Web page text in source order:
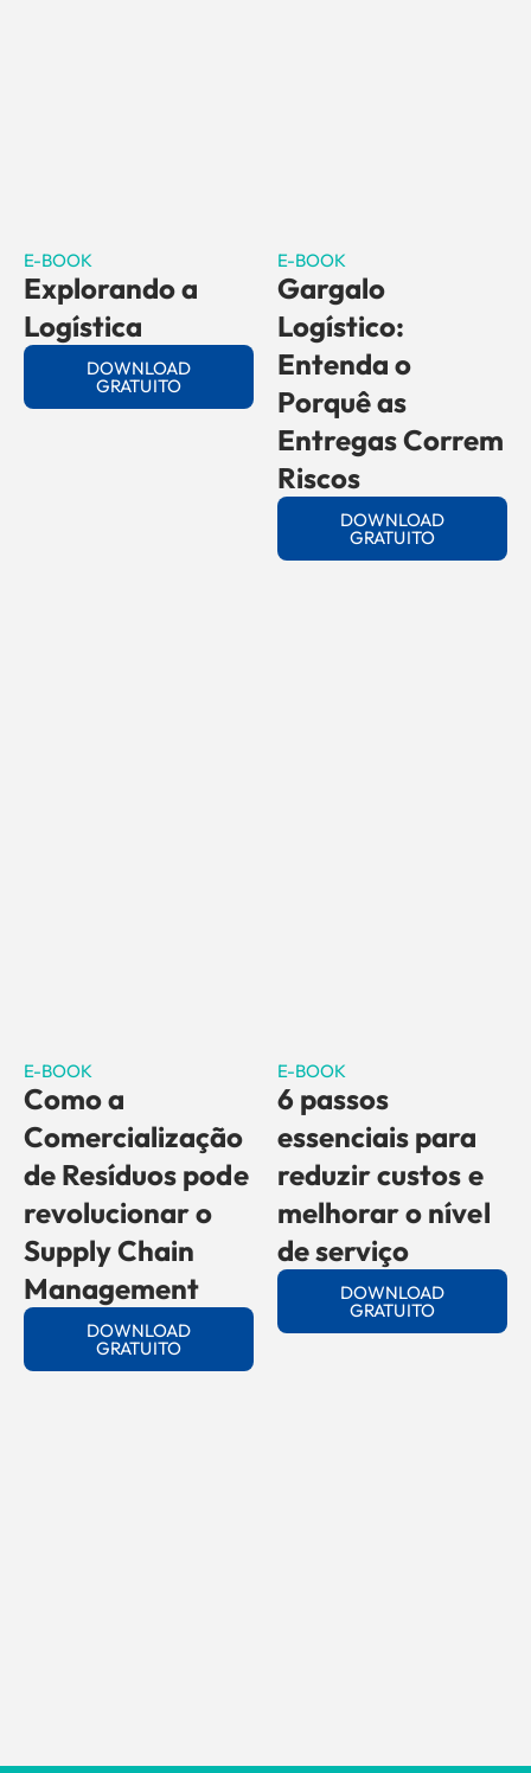
E-BOOK
Explorando a
Logística
DOWNLOAD
GRATUITO
E-BOOK
Gargalo
Logístico:
Entenda o
Porquê as
Entregas Correm
Riscos
DOWNLOAD
GRATUITO
E-BOOK
Como a
Comercialização
de Resíduos pode
revolucionar o
Supply Chain
Management
DOWNLOAD
GRATUITO
E-BOOK
6 passos
essenciais para
reduzir custos e
melhorar o nível
de serviço
DOWNLOAD
GRATUITO